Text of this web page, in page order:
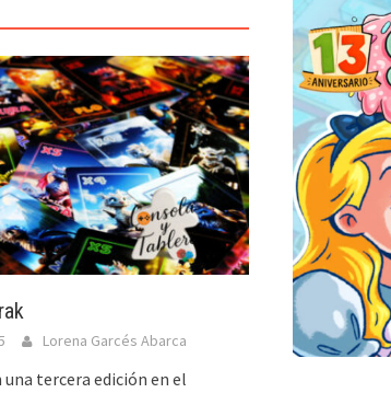
Lorena Garcés Abarca
una tercera edición en el